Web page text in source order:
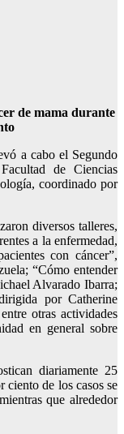
de mama durante
a cabo el Segundo
de Ciencias
coordinado por
diversos talleres,
a la enfermedad,
con cáncer”,
“Cómo entender
Alvarado Ibarra;
por Catherine
otras actividades
en general sobre
diariamente 25
ciento de los casos se
que alrededor